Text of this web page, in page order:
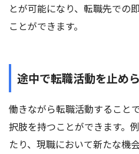
とが可能になり、転職先での
ことができます。
途中で転職活動を止め
働きながら転職活動すること
択肢を持つことができます。
たり、現職において新たな機